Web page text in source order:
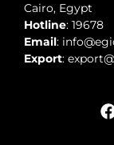
Cairo, Egypt
Hotline: 19678
Email:
Export: